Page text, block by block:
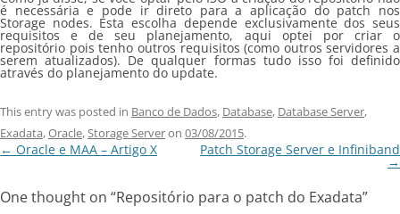
é necessária e pode ir direto para a aplicação do patch nos
Storage nodes. Esta escolha depende exclusivamente dos seus
requisitos e de seu planejamento, aqui optei por criar o
repositório pois tenho outros requisitos (como outros servidores a
serem atualizados). De qualquer formas tudo isso foi definido
através do planejamento do update.
This entry was posted in Banco de Dados, Database, Database Server,
Exadata,Oracle,Storage Serveron 03/08/2015.
Post
navigation
← Oracle e MAA – Artigo X Patch Storage Server e Infiniband
→
One thought on “Repositório para o patch do Exadata”